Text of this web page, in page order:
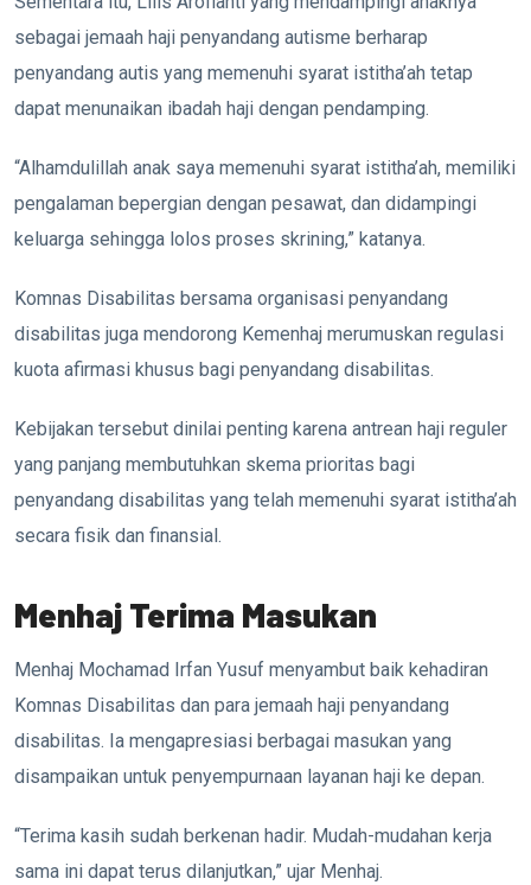
sebagai jemaah haji penyandang autisme berharap
penyandang autis yang memenuhi syarat istitha’ah tetap
dapat menunaikan ibadah haji dengan pendamping.
“Alhamdulillah anak saya memenuhi syarat istitha’ah, memiliki
pengalaman bepergian dengan pesawat, dan didampingi
keluarga sehingga lolos proses skrining,” katanya.
Komnas Disabilitas bersama organisasi penyandang
disabilitas juga mendorong Kemenhaj merumuskan regulasi
kuota afirmasi khusus bagi penyandang disabilitas.
Kebijakan tersebut dinilai penting karena antrean haji reguler
yang panjang membutuhkan skema prioritas bagi
penyandang disabilitas yang telah memenuhi syarat istitha’ah
secara fisik dan finansial.
Menhaj Terima Masukan
Menhaj Mochamad Irfan Yusuf menyambut baik kehadiran
Komnas Disabilitas dan para jemaah haji penyandang
disabilitas. Ia mengapresiasi berbagai masukan yang
disampaikan untuk penyempurnaan layanan haji ke depan.
“Terima kasih sudah berkenan hadir. Mudah-mudahan kerja
sama ini dapat terus dilanjutkan,” ujar Menhaj.